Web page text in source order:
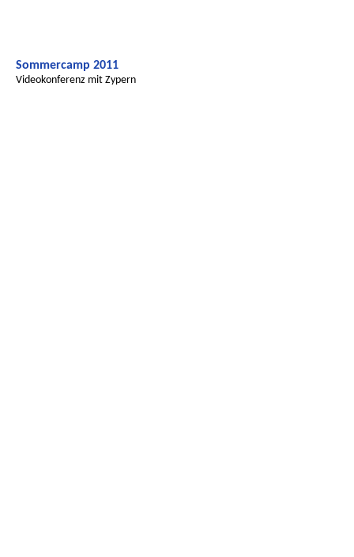
Sommercamp 2011
Videokonferenz mit Zypern